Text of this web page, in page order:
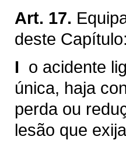
Art. 17.
deste Capítulo:
I  o acidente
única, haja
perda ou
lesão que